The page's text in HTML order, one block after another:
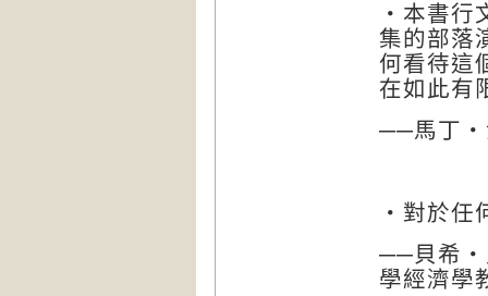
‧本書行
集的部落
何看待這
在如此有
──馬丁‧
‧ 對於任
──貝希 ‧
學經濟學